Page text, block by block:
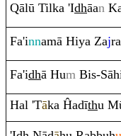
Qālū Tilka 'Idhāan
Fa'innamā Hiya Zajra
Fa'idhā Hum Bis-
Hal 'Tāka Ĥadīthu